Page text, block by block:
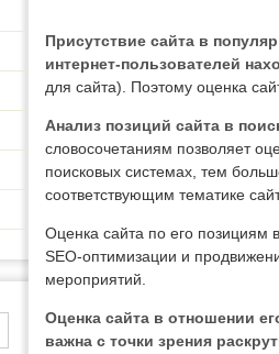
Присутствие сайта в
интернет-пользователей
для сайта). Поэтому оценка
Анализ позиций сайта в
словосочетаниям позволяет
поисковых системах, тем
соответствующим тематике
Оценка сайта по его позициям
SEO-оптимизации и
мероприятий.
Оценка сайта в отношении
важна с точки зрения